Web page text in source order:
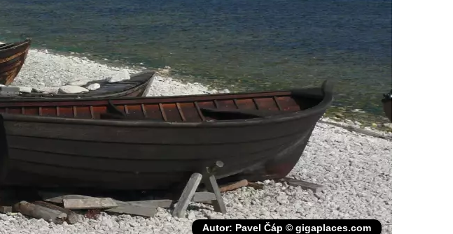
Autor: Pavel Čáp © gigaplaces.com